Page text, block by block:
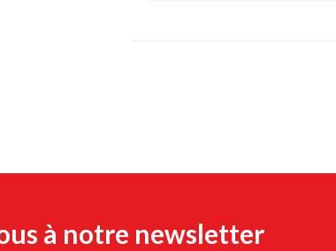
à notre newsletter